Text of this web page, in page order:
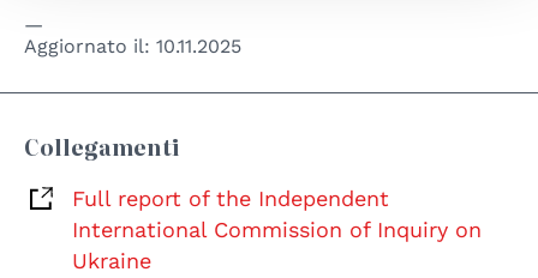
Aggiornato il: 10.11.2025
Collegamenti
Full report of the Independent
International Commission of Inquiry on
Ukraine